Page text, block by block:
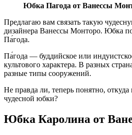
Юбка Пагода от Ванессы
Предлагаю вам связать такую
дизайнера Ванессы Монторо. Юбка
Па́года.
Па́года — буддийское или
культового характера. В разных
разные типы сооружений.
Не правда ли, теперь понятно,
чудесной юбки?
Юбка Каролина от